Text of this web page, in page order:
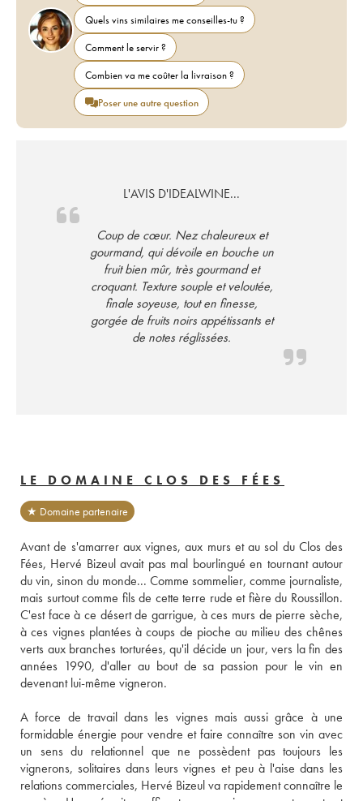
Quels vins similaires me conseilles-tu ?
Comment le servir ?
Combien va me coûter la livraison ?
Poser une autre question
L'AVIS D'IDEALWINE...
Coup de cœur. Nez chaleureux et
gourmand, qui dévoile en bouche un
fruit bien mûr, très gourmand et
croquant. Texture souple et veloutée,
finale soyeuse, tout en finesse,
gorgée de fruits noirs appétissants et
de notes réglissées.
LE DOMAINE CLOS DES FÉES
★ Domaine partenaire
Avant de s'amarrer aux vignes, aux murs et au sol du Clos des
Fées, Hervé Bizeul avait pas mal bourlingué en tournant autour
du vin, sinon du monde... Comme sommelier, comme journaliste,
mais surtout comme fils de cette terre rude et fière du Roussillon.
C'est face à ce désert de garrigue, à ces murs de pierre sèche,
à ces vignes plantées à coups de pioche au milieu des chênes
verts aux branches torturées, qu'il décide un jour, vers la fin des
années 1990, d'aller au bout de sa passion pour le vin en
devenant lui-même vigneron.
A force de travail dans les vignes mais aussi grâce à une
formidable énergie pour vendre et faire connaître son vin avec
un sens du relationnel que ne possèdent pas toujours les
vignerons, solitaires dans leurs vignes et peu à l'aise dans les
relations commerciales, Hervé Bizeul va rapidement connaître le